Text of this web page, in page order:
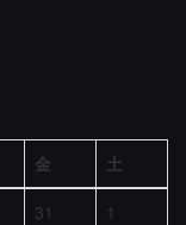
金 土
31
1